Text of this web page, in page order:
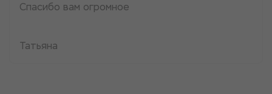
Спасибо вам огромное
Татьяна